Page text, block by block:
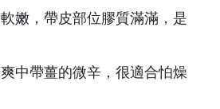
嫩，帶皮部位膠質滿滿，是
中帶薑的微辛，很適合怕燥